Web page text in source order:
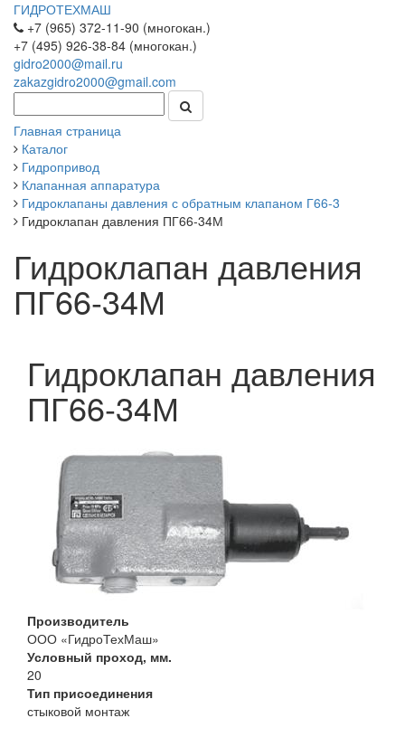
ГИДРОТЕХМАШ
+7 (965) 372-11-90 (многокан.)
+7 (495) 926-38-84 (многокан.)
gidro2000@mail.ru
zakazgidro2000@gmail.com
Главная страница
Каталог
Гидропривод
Клапанная аппаратура
Гидроклапаны давления с обратным клапаном Г66-3
Гидроклапан давления ПГ66-34М
Гидроклапан давления
ПГ66-34М
Гидроклапан давления
ПГ66-34М
Производитель
ООО «ГидроТехМаш»
Условный проход, мм.
20
Тип присоединения
стыковой монтаж